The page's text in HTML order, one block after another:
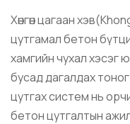
Хөнгөн цагаан
цутгамал бетон
хамгийн чухал хэсэг
бусад дагалдах тоног
цутгах систем нь
бетон цутгалтын